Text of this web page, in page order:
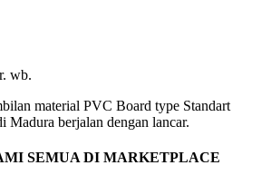
wb.
material PVC Board type Standart
Madura berjalan dengan lancar.
SEMUA DI MARKETPLACE